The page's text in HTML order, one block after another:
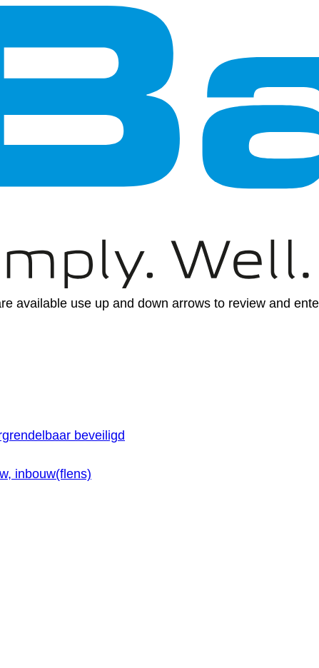
available use up and down arrows to review and
beveiligd
inbouw(flens)